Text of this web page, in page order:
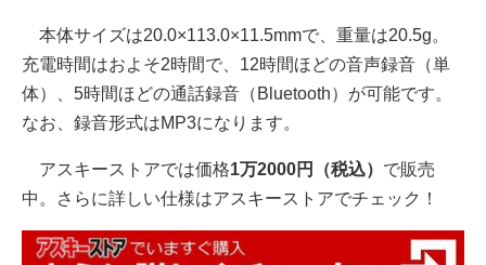
本体サイズは20.0×113.0×11.5mmで、重量は20.5g。
充電時間はおよそ2時間で、12時間ほどの音声録音（単
体）、5時間ほどの通話録音（Bluetooth）が可能です。
なお、録音形式はMP3になります。
アスキーストアでは価格1万2000円（税込） で販売
中。さらに詳しい仕様はアスキーストアでチェック！